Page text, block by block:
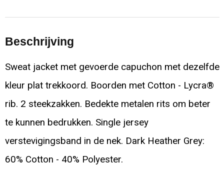
Beschrijving
Sweat jacket met gevoerde capuchon met dezelfde
kleur plat trekkoord. Boorden met Cotton - Lycra®
rib. 2 steekzakken. Bedekte metalen rits om beter
te kunnen bedrukken. Single jersey
verstevigingsband in de nek. Dark Heather Grey:
60% Cotton - 40% Polyester.